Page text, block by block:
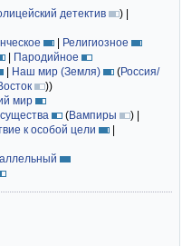
детектив ) |
| Религиозное
| Пародийное
| Наш мир (Земля) (Россия/
))
мир
(Вампиры ) |
к особой цели
|